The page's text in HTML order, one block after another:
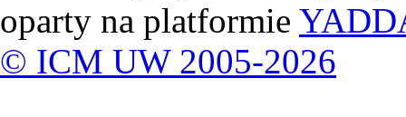
oparty na platformie
© ICM UW 2005-2026